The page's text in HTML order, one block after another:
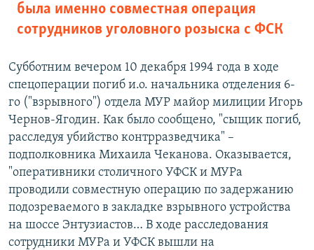
была именно совместная операция
сотрудников уголовного розыска с ФСК
Субботним вечером 10 декабря 1994 года в ходе
спецоперации погиб и.о. начальника отделения 6-
го ("взрывного") отдела МУР майор милиции Игорь
Чернов-Ягодин. Как было сообщено, "сыщик погиб,
расследуя убийство контрразведчика" –
подполковника Михаила Чеканова. Оказывается,
"оперативники столичного УФСК и МУРа
проводили совместную операцию по задержанию
подозреваемого в закладке взрывного устройства
на шоссе Энтузиастов… В ходе расследования
сотрудники МУРа и УФСК вышли на